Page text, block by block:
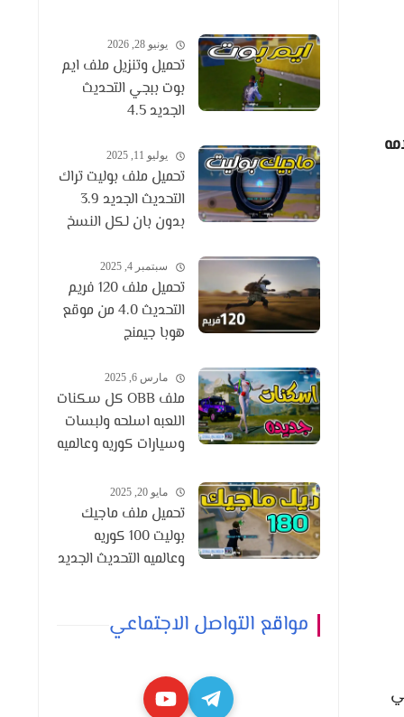
يونيو 28, 2026
تحميل وتنزيل ملف ايم
بوت ببجي التحديث
الجديد 4.5
يوليو 11, 2025
تحميل ملف بوليت تراك
التحديث الجديد 3.9
بدون بان لكل النسخ
سبتمبر 4, 2025
تحميل ملف 120 فريم
التحديث 4.0 من موقع
هوبا جيمنج
مارس 6, 2025
ملف OBB كل سكنات
اللعبه اسلحه ولبسات
وسيارات كوريه وعالميه
مايو 20, 2025
تحميل ملف ماجيك
بوليت 100 كوريه
وعالميه التحديث الجديد
مواقع التواصل الاجتماعي